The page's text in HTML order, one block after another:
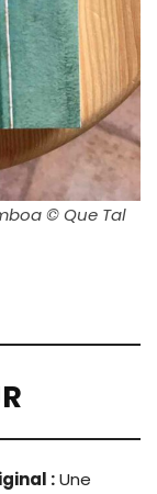
© Que Tal
:Une